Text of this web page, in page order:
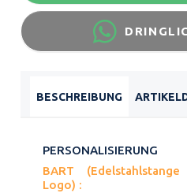
BESCHREIBUNG
PERSONALISIERUNG
BART
Logo) :